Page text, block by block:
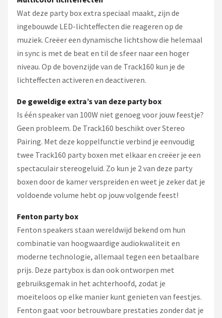
Wat deze party box extra speciaal maakt, zijn de
ingebouwde LED-lichteffecten die reageren op de
muziek. Creëer een dynamische lichtshow die helemaal
in sync is met de beat en til de sfeer naar een hoger
niveau. Op de bovenzijde van de Track160 kun je de
lichteffecten activeren en deactiveren.
De geweldige extra’s van deze party box
Is één speaker van 100W niet genoeg voor jouw feestje?
Geen probleem. De Track160 beschikt over Stereo
Pairing. Met deze koppelfunctie verbind je eenvoudig
twee Track160 party boxen met elkaar en creëer je een
spectaculair stereogeluid. Zo kun je 2 van deze party
boxen door de kamer verspreiden en weet je zeker dat je
voldoende volume hebt op jouw volgende feest!
Fenton party box
Fenton speakers staan wereldwijd bekend om hun
combinatie van hoogwaardige audiokwaliteit en
moderne technologie, allemaal tegen een betaalbare
prijs. Deze partybox is dan ook ontworpen met
gebruiksgemak in het achterhoofd, zodat je
moeiteloos op elke manier kunt genieten van feestjes.
Fenton gaat voor betrouwbare prestaties zonder dat je